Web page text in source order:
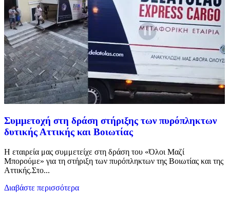
Συμμετοχή στη δράση στήριξης των πυρόπληκτων
δυτικής Αττικής και Βοιωτίας
Η εταιρεία μας συμμετείχε στη δράση του «Όλοι Μαζί
Μπορούμε» για τη στήριξη των πυρόπληκτων της Βοιωτίας και της
Αττικής.Στο...
Διαβάστε περισσότερα